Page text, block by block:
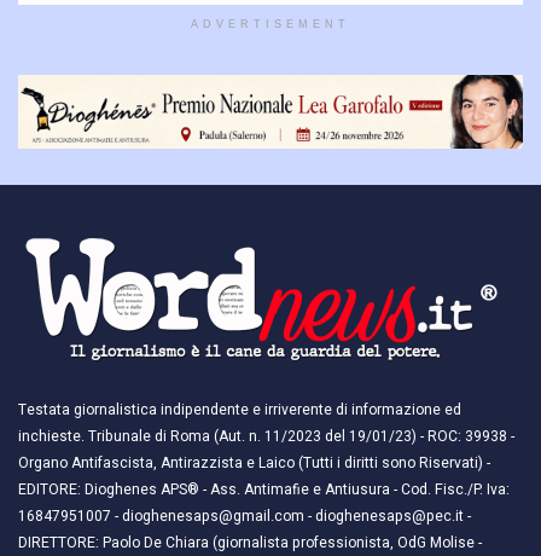
ADVERTISEMENT
Testata giornalistica indipendente e irriverente di informazione ed
inchieste. Tribunale di Roma (Aut. n. 11/2023 del 19/01/23) - ROC: 39938 -
Organo Antifascista, Antirazzista e Laico (Tutti i diritti sono Riservati) -
EDITORE: Dioghenes APS® - Ass. Antimafie e Antiusura - Cod. Fisc./P. Iva:
16847951007 - dioghenesaps@gmail.com - dioghenesaps@pec.it - ​​
DIRETTORE: Paolo De Chiara (giornalista professionista, OdG Molise -